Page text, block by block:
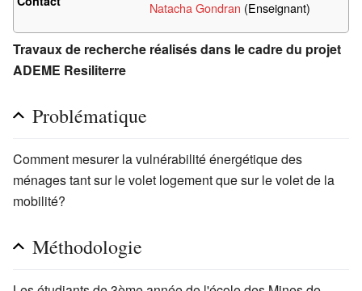
Natacha Gondran (Enseignant)
Travaux de recherche réalisés dans le cadre du projet
ADEME Resiliterre
Problématique
Comment mesurer la vulnérabilité énergétique des
ménages tant sur le volet logement que sur le volet de la
mobilité?
Méthodologie